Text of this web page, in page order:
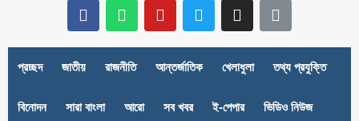
প্রচ্ছদ জাতীয় রাজনীতি আন্তর্জাতিক খেলাধুলা তথ্য প্রযুক্তি
বিনোদন সারা বাংলা আরো সব খবর ই-পেপার ভিডিও নিউজ